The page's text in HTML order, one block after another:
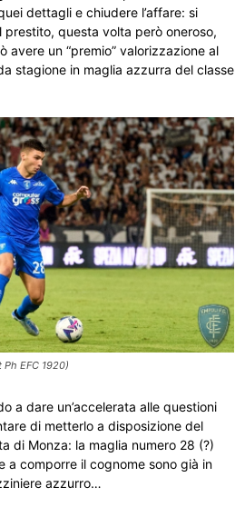
dettagli e chiudere l’affare: si
prestito, questa volta però oneroso,
avere un “premio” valorizzazione al
stagione in maglia azzurra del classe
EFC 1920)
a dare un’accelerata alle questioni
di metterlo a disposizione del
di Monza: la maglia numero 28 (?)
a comporre il cognome sono già in
azzurro…